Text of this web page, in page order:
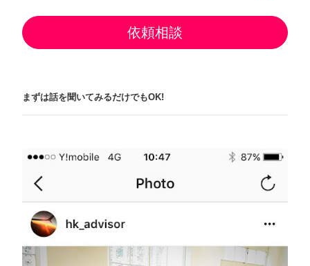
依頼相談
まずは話を聞いてみるだけでもOK!